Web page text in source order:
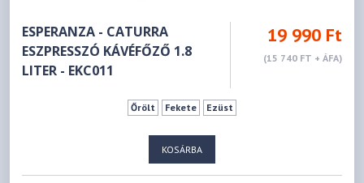
ESPERANZA - CATURRA
ESZPRESSZÓ KÁVÉFŐZŐ 1.8
LITER - EKC011
19 990 Ft
(15 740 FT + ÁFA)
Őrölt Fekete Ezüst
KOSÁRBA